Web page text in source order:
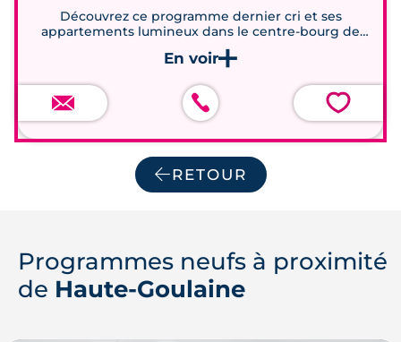
communs sont assurés par leréseau
départemental LILA.
Dans la commune, lerevenu médian
par
année des ménages, est de
42 105 €. C’est
un très haut niveau de revenu, qui
additionné à la jeunesse de la population,
(un tiers de la population a moins de 30
Ce dynamisme concerne le secteur
immobilier, puisque la ville de Haute-
Découvrez ce programme dernier cri et ses
appartements lumineux dans le centre-bourg de
Haute-Goulaine
💗
RETOUR
Programmes neufs à proximité
de Haute-Goulaine